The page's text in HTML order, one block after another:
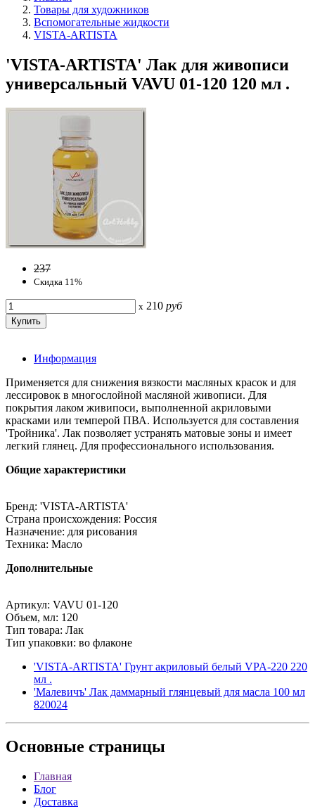
Товары для художников
Вспомогательные жидкости
VISTA-ARTISTA
'VISTA-ARTISTA' Лак для живописи
универсальный VAVU 01-120 120 мл .
237
Скидка 11%
x 210 руб
Информация
Применяется для снижения вязкости масляных красок и для
лессировок в многослойной масляной живописи. Для
покрытия лаком живипоси, выполненной акриловыми
красками или темперой ПВА. Используется для составления
'Тройника'. Лак позволяет устранять матовые зоны и имеет
легкий глянец. Для профессионального использования.
Общие характеристики
Бренд: 'VISTA-ARTISTA'
Страна происхождения: Россия
Назначение: для рисования
Техника: Масло
Дополнительные
Артикул: VAVU 01-120
Объем, мл: 120
Тип товара: Лак
Тип упаковки: во флаконе
'VISTA-ARTISTA' Грунт акриловый белый VPA-220 220
мл .
'Малевичъ' Лак даммарный глянцевый для масла 100 мл
820024
Основные страницы
Главная
Блог
Доставка